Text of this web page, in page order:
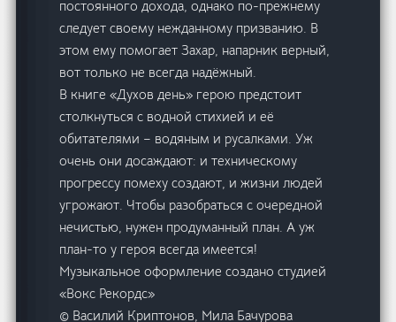
постоянного дохода, однако по-прежнему
следует своему нежданному призванию. В
этом ему помогает Захар, напарник верный,
вот только не всегда надёжный.
В книге «Духов день» герою предстоит
столкнуться с водной стихией и её
обитателями – водяным и русалками. Уж
очень они досаждают: и техническому
прогрессу помеху создают, и жизни людей
угрожают. Чтобы разобраться с очередной
нечистью, нужен продуманный план. А уж
план-то у героя всегда имеется!
Музыкальное оформление создано студией
«Вокс Рекордс»
© Василий Криптонов, Мила Бачурова